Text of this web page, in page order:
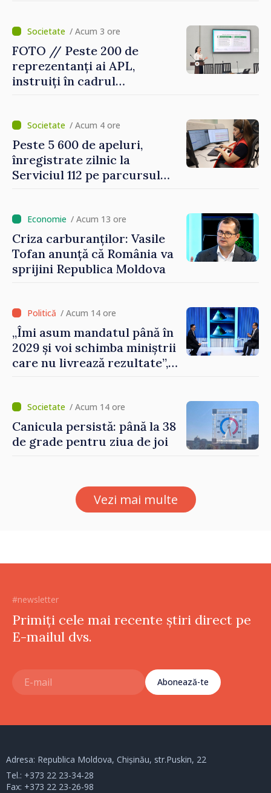
/ Acum 3 ore
FOTO // Peste 200 de
reprezentanți ai APL,
instruiți în cadrul
două regulamente din
domeniu
/ Acum 4 ore
Peste 5 600 de apeluri,
înregistrate zilnic la
Serviciul 112 pe parcursul
ambulanța/ Acum 13 ore
Criza carburanților: Vasile
Tofan anunță că România va
sprijini Republica Moldova
/ Acum 14 ore
„Îmi asum mandatul până în
2029 și voi schimba miniștrii
care nu livrează rezultate”,
/ Acum 14 ore
Canicula persistă: până la 38
de grade pentru ziua de joi
Vezi mai multe
#newsletter
Primiți cele mai recente știri direct pe
E-mailul dvs.
Abonează-te
Adresa: Republica Moldova, Chișinău, str.Puskin, 22
Tel.: +373 22 23-34-28
Fax: +373 22 23-26-98